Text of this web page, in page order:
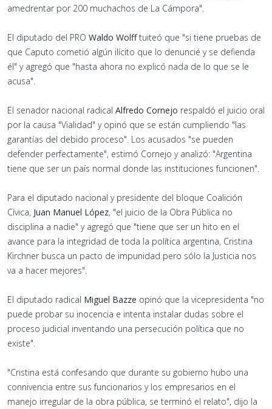
amedrentar por 200 muchachos de La Cámpora".
El diputado del PRO Waldo Wolfftuiteó que "si tiene pruebas de
que Caputo cometió algún ilícito que lo denuncié y se defienda
él" y agregó que "hasta ahora no explicó nada de lo que se le
acusa".
El senador nacional radical Alfredo Cornejo respaldó el juicio oral
por la causa "Vialidad" y opinó que se están cumpliendo "las
garantías del debido proceso". Los acusados "se pueden
defender perfectamente", estimó Cornejo y analizó: "Argentina
tiene que ser un país normal donde las instituciones funcionen".
Para el diputado nacional y presidente del bloque Coalición
Cívica, Juan Manuel López, "el juicio de la Obra Pública no
disciplina a nadie" y agregó que "tiene que ser un hito en el
avance para la integridad de toda la política argentina, Cristina
Kirchner busca un pacto de impunidad pero sólo la Justicia nos
va a hacer mejores".
El diputado radical Miguel Bazze opinó que la vicepresidenta "no
puede probar su inocencia e intenta instalar dudas sobre el
proceso judicial inventando una persecución política que no
existe".
"Cristina está confesando que durante su gobierno hubo una
connivencia entre sus funcionarios y los empresarios en el
manejo irregular de la obra pública, se terminó el relato", dijo la